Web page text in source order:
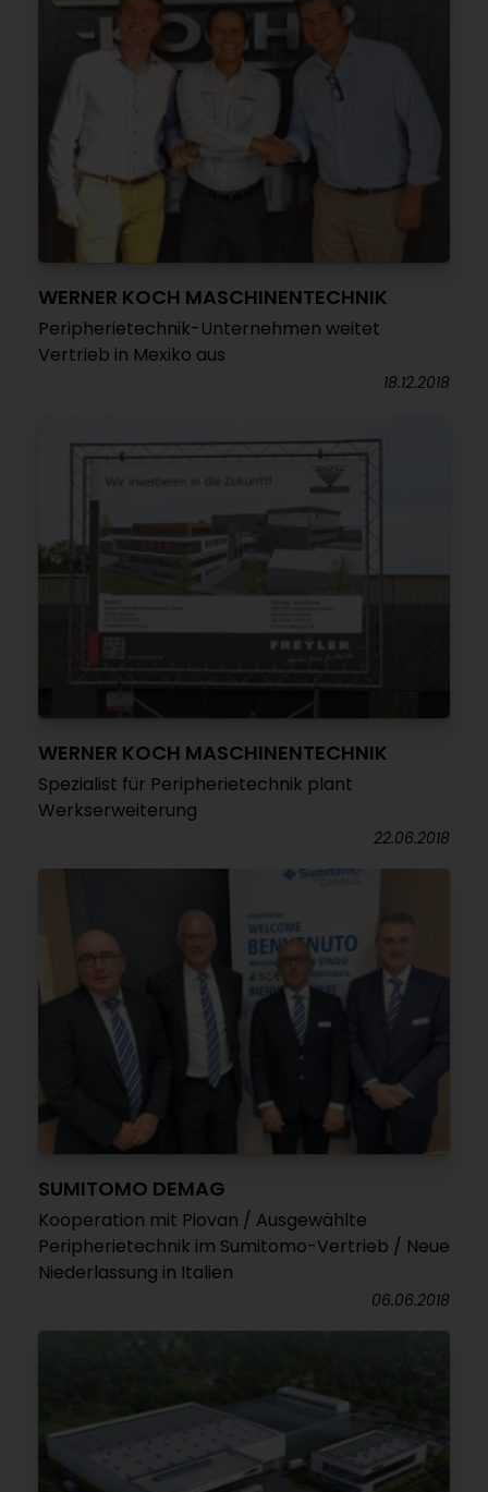
WERNER KOCH MASCHINENTECHNIK
Peripherietechnik-Unternehmen weitet
Vertrieb in Mexiko aus
18.12.2018
WERNER KOCH MASCHINENTECHNIK
Spezialist für Peripherietechnik plant
Werkserweiterung
22.06.2018
SUMITOMO DEMAG
Kooperation mit Piovan / Ausgewählte
Peripherietechnik im Sumitomo-Vertrieb / Neue
Niederlassung in Italien
06.06.2018